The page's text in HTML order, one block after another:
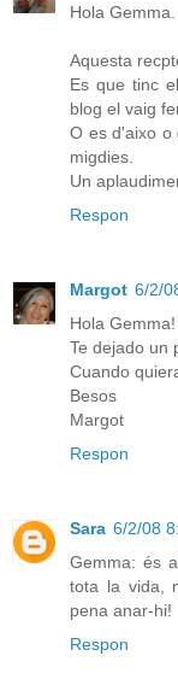
Hola Gemma.
Aquesta
Es que tinc
blog el vaig
O es d'aixo o
migdies.
Un
Respon
Margot 6/2/
Hola Gemma!
Te dejado un
Cuando
Besos
Margot
Respon
Sara 6/2/08
Gemma: és
tota la vida,
pena anar-hi!
Respon